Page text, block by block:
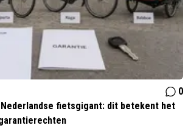
0
fietsgigant: dit betekent het